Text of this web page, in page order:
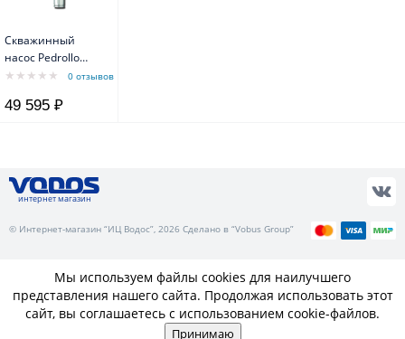
Скважинный
насос Pedrollo
4SRm 2/ 9 F-PD с
двигателем 4PD
0 отзывов
49 595 ₽
интернет магазин
© Интернет-магазин “ИЦ Водос”, 2026 Сделано в “Vobus Group”
Мы используем файлы cookies для наилучшего
представления нашего сайта. Продолжая использовать этот
сайт, вы соглашаетесь с использованием cookie-файлов.
Принимаю